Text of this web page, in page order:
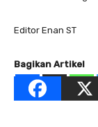
Editor Enan ST
Bagikan Artikel